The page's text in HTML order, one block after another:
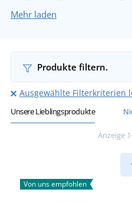
Ihnen am besten passen, aus
Mehr laden
Produkte filtern.
Ausgewählte Filterkriterien
Unsere Lieblingsprodukte
Anzeige
Von uns empfohlen